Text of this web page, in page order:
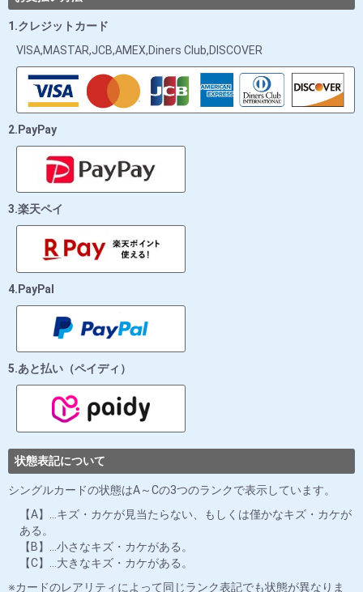
1.クレジットカード
VISA,MASTAR,JCB,AMEX,Diners Club,DISCOVER
2.PayPay
3.楽天ペイ
4.PayPal
5.あと払い（ペイディ）
状態表記について
シングルカードの状態はA～Cの3つのランクで表示しています。
【A】…キズ・カケが見当たらない、もしくは僅かなキズ・カケが
ある。
【B】…小さなキズ・カケがある。
【C】…大きなキズ・カケがある。
カードのレアリティによって同じランク表記でも状態が異なりま